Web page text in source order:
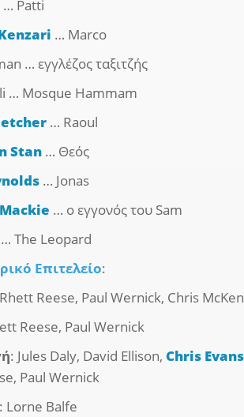
… Patti
… Marco
… εγγλέζος ταξιτζής
… Mosque Hammam
… Raoul
Stan … Θεός
… Jonas
… ο εγγονός του Sam
… The Leopard
Επιτελείο:
Reese, Paul Wernick, Chris
Reese, Paul Wernick
: Jules Daly, David Ellison,Chris Evans
Paul Wernick
: Lorne Balfe